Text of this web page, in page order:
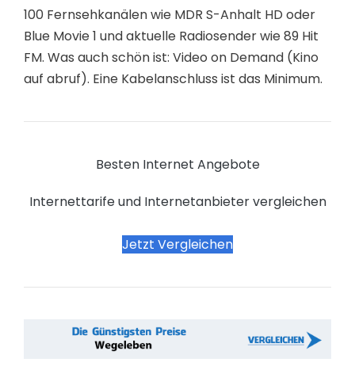
100 Fernsehkanälen wie MDR S-Anhalt HD oder
Blue Movie 1 und aktuelle Radiosender wie 89 Hit
FM. Was auch schön ist: Video on Demand (Kino
auf abruf). Eine Kabelanschluss ist das Minimum.
Besten Internet Angebote
Internettarife und Internetanbieter vergleichen
Jetzt Vergleichen